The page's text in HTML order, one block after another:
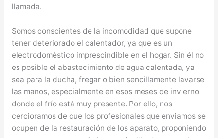
llamada.
Somos conscientes de la incomodidad que supone
tener deteriorado el calentador, ya que es un
electrodoméstico imprescindible en el hogar. Sin él no
es posible el abastecimiento de agua calentada, ya
sea para la ducha, fregar o bien sencillamente lavarse
las manos, especialmente en esos meses de invierno
donde el frío está muy presente. Por ello, nos
cercioramos de que los profesionales que enviamos se
ocupen de la restauración de los aparato, proponiendo